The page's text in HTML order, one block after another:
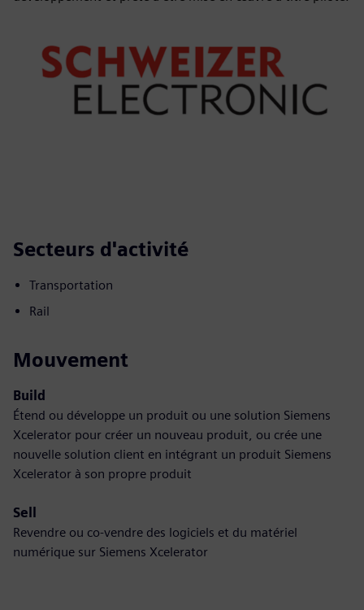
Secteurs d'activité
Transportation
Rail
Mouvement
Build
Étend ou développe un produit ou une solution Siemens
Xcelerator pour créer un nouveau produit, ou crée une
nouvelle solution client en intégrant un produit Siemens
Xcelerator à son propre produit
Sell
Revendre ou co-vendre des logiciels et du matériel
numérique sur Siemens Xcelerator